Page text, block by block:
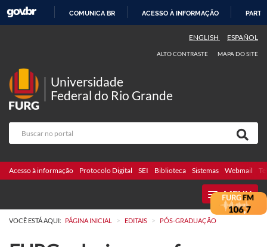
COMUNICA BR ACESSO À INFORMAÇÃO
ENGLISH ESPAÑOL
ALTO CONTRASTE MAPA DO SITE
Universidade
Federal do Rio Grande
Acesso à informação Protocolo Digital SEI Biblioteca Sistemas Webmail
MENU
VOCÊ ESTÁ AQUI: PÁGINA INICIAL > EDITAIS > PÓS-GRADUAÇÃO